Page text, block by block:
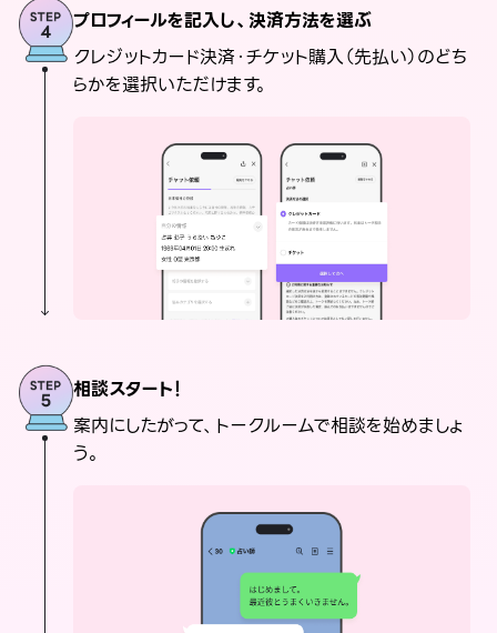
プロフィールを記入し、決済方法を選ぶ
クレジットカード決済・チケット購入（先払い）のどち
らかを選択いただけます。
相談スタート！
案内にしたがって、トークルームで相談を始めましょ
う。